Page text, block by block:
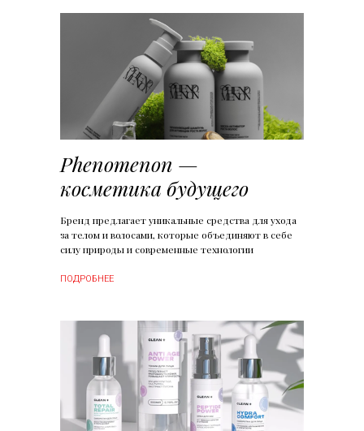
Phenomenon —
косметика будущего
Бренд предлагает уникальные средства для ухода
за телом и волосами, которые объединяют в себе
силу природы и современные технологии
ПОДРОБНЕЕ